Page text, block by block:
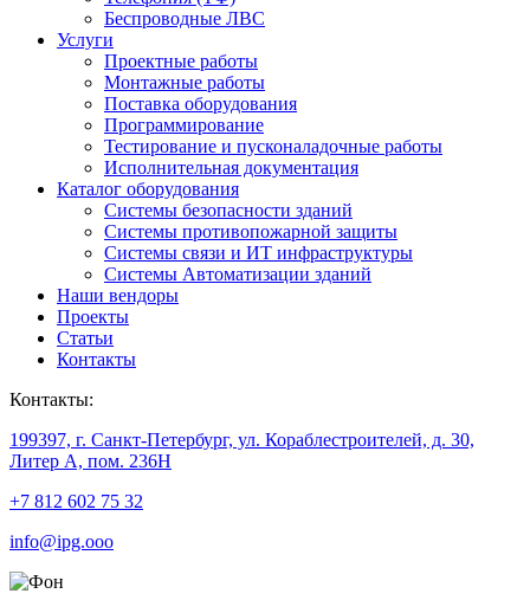
Беспроводные ЛВС
Услуги
Проектные работы
Монтажные работы
Поставка оборудования
Программирование
Тестирование и пусконаладочные работы
Исполнительная документация
Каталог оборудования
Системы безопасности зданий
Системы противопожарной защиты
Системы связи и ИТ инфраструктуры
Системы Автоматизации зданий
Наши вендоры
Проекты
Статьи
Контакты
Контакты:
199397, г. Санкт-Петербург, ул. Кораблестроителей, д. 30,
Литер А, пом. 236Н
+7 812 602 75 32
info@ipg.ooo